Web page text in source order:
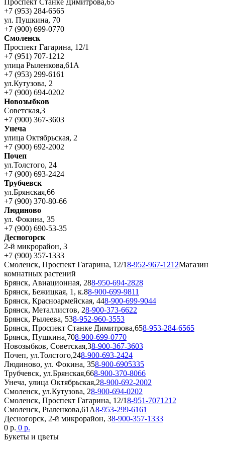
Проспект Станке Димитрова,65
+7 (953) 284-6565
ул. Пушкина, 70
+7 (900) 699-0770
Смоленск
Проспект Гагарина, 12/1
+7 (951) 707-1212
улица Рыленкова,61А
+7 (953) 299-6161
ул.Кутузова, 2
+7 (900) 694-0202
Новозыбков
Советская,3
+7 (900) 367-3603
Унеча
улица Октябрьская, 2
+7 (900) 692-2002
Почеп
ул.Толстого, 24
+7 (900) 693-2424
Трубчевск
ул.Брянская,66
+7 (900) 370-80-66
Людиново
ул. Фокина, 35
+7 (900) 690-53-35
Десногорск
2-й микрорайон, 3
+7 (900) 357-1333
Смоленск, Проспект Гагарина, 12/18-952-967-1212Магазин
комнатных растений
Брянск, Авиационная, 288-950-694-2828
Брянск, Бежицкая, 1, к.88-900-699-9811
Брянск, Красноармейская, 448-900-699-9044
Брянск, Металлистов, 28-900-373-6622
Брянск, Рылеева, 538-952-960-3553
Брянск, Проспект Станке Димитрова,658-953-284-6565
Брянск, Пушкина,708-900-699-0770
Новозыбков, Советская,38-900-367-3603
Почеп, ул.Толстого,248-900-693-2424
Людиново, ул. Фокина, 358-900-6905335
Трубчевск, ул.Брянская,668-900-370-8066
Унеча, улица Октябрьская,28-900-692-2002
Смоленск, ул.Кутузова, 28-900-694-0202
Смоленск, Проспект Гагарина, 12/18-951-7071212
Смоленск, Рыленкова,61А8-953-299-6161
Десногорск, 2-й микрорайон, 38-900-357-1333
0 р. 0 р.
Букеты и цветы